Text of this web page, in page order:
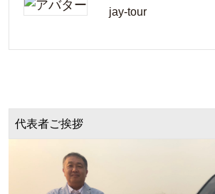
jay-tour
代表者ご挨拶